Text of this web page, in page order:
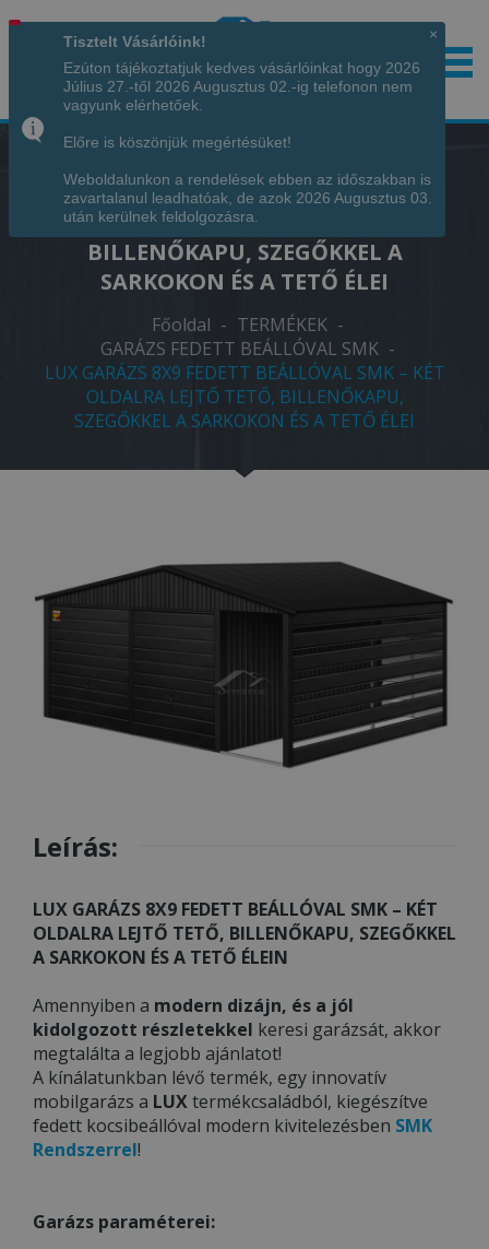
Hívjon minket!+36 70 7342034
LUX GARÁZS 8X9 FEDETT BEÁLLÓVAL
SMK – KÉT OLDALRA LEJTŐ TETŐ,
BILLENŐKAPU, SZEGŐKKEL A
SARKOKON ÉS A TETŐ ÉLEI
Főoldal - TERMÉKEK -
GARÁZS FEDETT BEÁLLÓVAL SMK -
LUX GARÁZS 8X9 FEDETT BEÁLLÓVAL SMK – KÉT
OLDALRA LEJTŐ TETŐ, BILLENŐKAPU,
SZEGŐKKEL A SARKOKON ÉS A TETŐ ÉLEI
Leírás:
LUX GARÁZS 8X9 FEDETT BEÁLLÓVAL SMK – KÉT
OLDALRA LEJTŐ TETŐ, BILLENŐKAPU, SZEGŐKKEL
A SARKOKON ÉS A TETŐ ÉLEIN
Amennyiben a modern dizájn, és a jól
kidolgozott részletekkel keresi garázsát, akkor
megtalálta a legjobb ajánlatot!
A kínálatunkban lévő termék, egy innovatív
mobilgarázs a LUXtermékcsaládból, kiegészítve
fedett kocsibeállóval modern kivitelezésben SMK
Rendszerrel!
Garázs paraméterei:
×
Tisztelt Vásárlóink!
Ezúton tájékoztatjuk kedves vásárlóinkat hogy 2026
Július 27.-től 2026 Augusztus 02.-ig telefonon nem
vagyunk elérhetőek.
Előre is köszönjük megértésüket!
Weboldalunkon a rendelések ebben az időszakban is
zavartalanul leadhatóak, de azok 2026 Augusztus 03.
után kerülnek feldolgozásra.